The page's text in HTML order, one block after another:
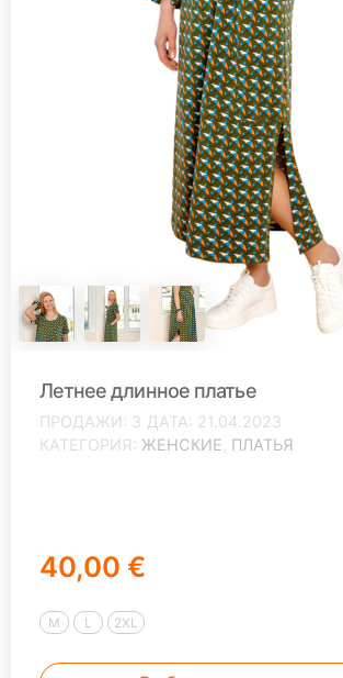
Летнее длинное платье
ПРОДАЖИ 3 ДАТА
21.04.2023
КАТЕГОРИЯ
ЖЕНСКИЕ ПЛАТЬЯ
40,00 €
M L 2XL